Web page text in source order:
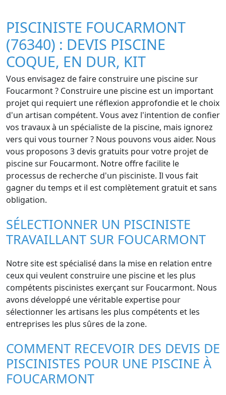
PISCINISTE FOUCARMONT
(76340) : DEVIS PISCINE
COQUE, EN DUR, KIT
Vous envisagez de faire construire une piscine sur
Foucarmont ? Construire une piscine est un important
projet qui requiert une réflexion approfondie et le choix
d'un artisan compétent. Vous avez l'intention de confier
vos travaux à un spécialiste de la piscine, mais ignorez
vers qui vous tourner ? Nous pouvons vous aider. Nous
vous proposons 3 devis gratuits pour votre projet de
piscine sur Foucarmont. Notre offre facilite le
processus de recherche d'un pisciniste. Il vous fait
gagner du temps et il est complètement gratuit et sans
obligation.
SÉLECTIONNER UN PISCINISTE
TRAVAILLANT SUR FOUCARMONT
Notre site est spécialisé dans la mise en relation entre
ceux qui veulent construire une piscine et les plus
compétents piscinistes exerçant sur Foucarmont. Nous
avons développé une véritable expertise pour
sélectionner les artisans les plus compétents et les
entreprises les plus sûres de la zone.
COMMENT RECEVOIR DES DEVIS DE
PISCINISTES POUR UNE PISCINE À
FOUCARMONT